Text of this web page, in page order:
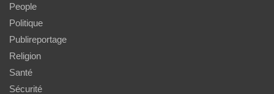
People
Politique
Publireportage
Religion
Santé
Sécurité